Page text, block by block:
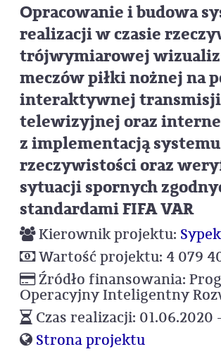
Opracowanie i budowa
realizacji w czasie
trójwymiarowej
meczów piłki nożnej na
interaktywnej transmisji
telewizyjnej oraz
z implementacją
rzeczywistości oraz
sytuacji spornych
standardami FIFA VAR
Kierownik projektu:
Wartość projektu: 4 079
Źródło finansowania:
Operacyjny Inteligentny
Czas realizacji: 01.06.2020
Strona projektu